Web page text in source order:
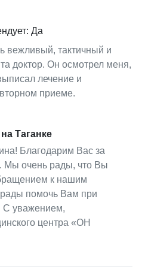
Да
вежливый, тактичный и
доктор. Он осмотрел меня,
лечение и
приеме.
Таганке
Благодарим Вас за
Мы очень рады, что Вы
к нашим
помочь Вам при
С уважением,
центра «ОН